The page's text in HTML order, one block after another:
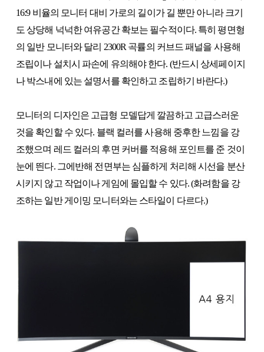
16:9 비율의 모니터 대비 가로의 길이가 길 뿐만 아니라 크기
도 상당해 넉넉한 여유공간 확보는 필수적이다. 특히 평면형
의 일반 모니터와 달리 2300R 곡률의 커브드 패널을 사용해
조립이나 설치시 파손에 유의해야 한다. (반드시 상세페이지
나 박스내에 있는 설명서를 확인하고 조립하기 바란다.)
모니터의 디자인은 고급형 모델답게 깔끔하고 고급스러운
것을 확인할 수 있다. 블랙 컬러를 사용해 중후한 느낌을 강
조했으며 레드 컬러의 후면 커버를 적용해 포인트를 준 것이
눈에 띈다. 그에반해 전면부는 심플하게 처리해 시선을 분산
시키지 않고 작업이나 게임에 몰입할 수 있다. (화려함을 강
조하는 일반 게이밍 모니터와는 스타일이 다르다.)